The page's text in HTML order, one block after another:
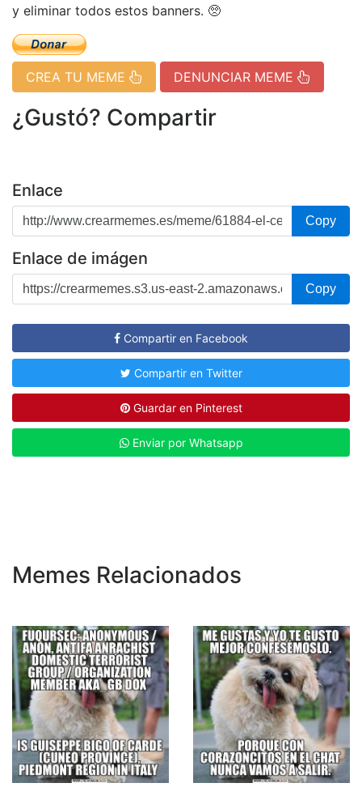
y eliminar todos estos banners. 🥺
CREA TU MEME DENUNCIAR MEME
¿Gustó? Compartir
Enlace
Copy
Enlace de imágen
Copy
Compartir en Facebook
Compartir en Twitter
Guardar en Pinterest
Enviar por Whatsapp
Memes Relacionados